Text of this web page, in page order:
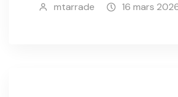
mtarrade 16 mars